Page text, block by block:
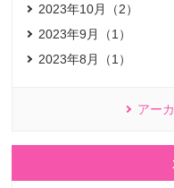
2023年10月（2）
2023年9月（1）
2023年8月（1）
アー